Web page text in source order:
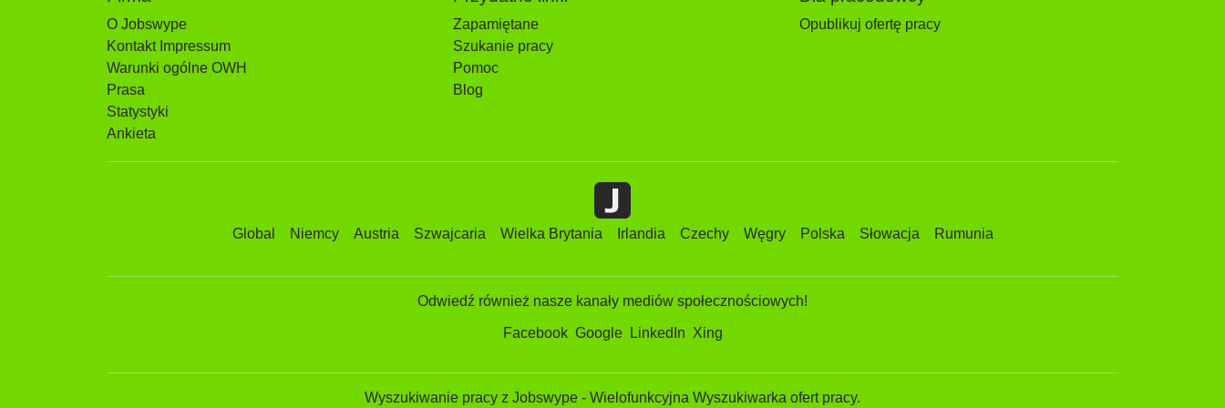
O Jobswype
Kontakt Impressum
Warunki ogólne OWH
Prasa
Statystyki
Ankieta
Zapamiętane
Szukanie pracy
Pomoc
Blog
Opublikuj ofertę pracy
Global Niemcy Austria Szwajcaria Wielka Brytania Irlandia Czechy Węgry Polska Słowacja Rumunia
Odwiedź również nasze kanały mediów społecznościowych!
Facebook Google LinkedIn Xing
Wyszukiwanie pracy z Jobswype - Wielofunkcyjna Wyszukiwarka ofert pracy.